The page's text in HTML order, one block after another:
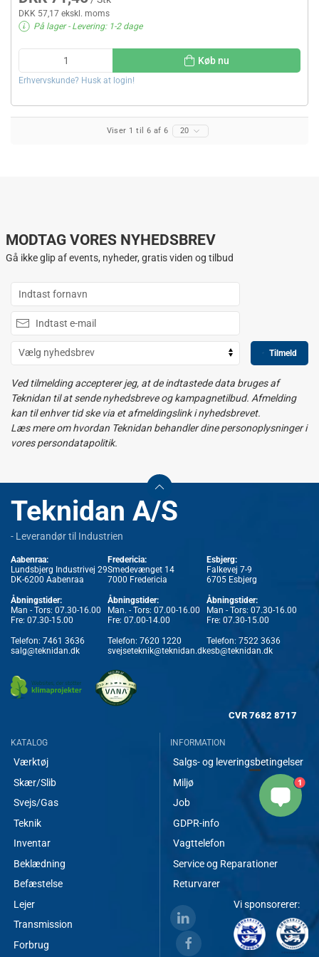
DKK 57,17 ekskl. moms
På lager- Levering: 1-2 dage
Køb nu
Erhvervskunde? Husk at login!
Viser 1 til 6 af 6 20
MODTAG VORES NYHEDSBREV
Gå ikke glip af events, nyheder, gratis viden og tilbud
Tilmeld
Ved tilmelding accepterer jeg, at de indtastede data bruges af
Teknidan til at sende nyhedsbreve og kampagnetilbud. Afmelding
kan til enhver tid ske via et afmeldingslink i nyhedsbrevet.
Læs mere om hvordan Teknidan behandler dine personoplysninger i
vores persondatapolitik.
Teknidan A/S
- Leverandør til Industrien
Aabenraa:
Lundsbjerg Industrivej 29
DK-6200 Aabenraa
Åbningstider:
Man - Tors: 07.30-16.00
Fre: 07.30-15.00
Telefon: 7461 3636
salg@teknidan.dk
Fredericia:
Smedevænget 14
7000 Fredericia
Åbningstider:
Man. - Tors: 07.00-16.00
Fre: 07.00-14.00
Telefon: 7620 1220
svejseteknik@teknidan.dk
Esbjerg:
Falkevej 7-9
6705 Esbjerg
Åbningstider:
Man - Tors: 07.30-16.00
Fre: 07.30-15.00
Telefon: 7522 3636
esb@teknidan.dk
CVR 7682 8717
KATALOG
Værktøj
Skær/Slib
Svejs/Gas
Teknik
Inventar
Beklædning
Befæstelse
Lejer
Transmission
Forbrug
INFORMATION
Salgs- og leveringsbetingelser
Miljø
Job
GDPR-info
Vagttelefon
Service og Reparationer
Returvarer
Vi sponsorerer:
1